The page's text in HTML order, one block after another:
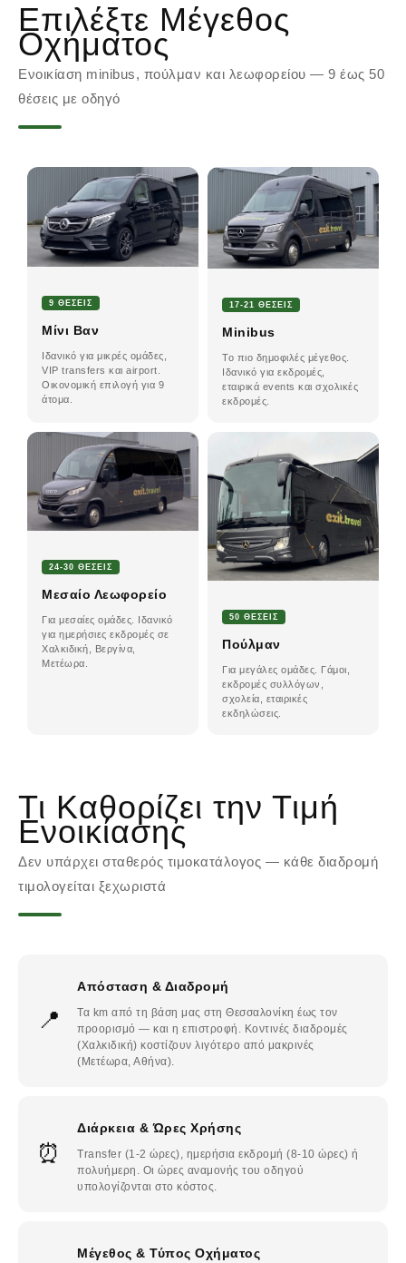
Επιλέξτε Μέγεθος
Οχήματος
Ενοικίαση minibus, πούλμαν και λεωφορείου — 9 έως 50
θέσεις με οδηγό
9 ΘΈΣΕΙΣ
Μίνι Βαν
Ιδανικό για μικρές ομάδες,
VIP transfers και airport.
Οικονομική επιλογή για 9
άτομα.
17-21 ΘΈΣΕΙΣ
Minibus
Το πιο δημοφιλές μέγεθος.
Ιδανικό για εκδρομές,
εταιρικά events και σχολικές
εκδρομές.
24-30 ΘΈΣΕΙΣ
Μεσαίο Λεωφορείο
Για μεσαίες ομάδες. Ιδανικό
για ημερήσιες εκδρομές σε
Χαλκιδική, Βεργίνα,
Μετέωρα.
50 ΘΈΣΕΙΣ
Πούλμαν
Για μεγάλες ομάδες. Γάμοι,
εκδρομές συλλόγων,
σχολεία, εταιρικές
εκδηλώσεις.
Τι Καθορίζει την Τιμή
Ενοικίασης
Δεν υπάρχει σταθερός τιμοκατάλογος — κάθε διαδρομή
τιμολογείται ξεχωριστά
📍
Απόσταση & Διαδρομή
Τα km από τη βάση μας στη Θεσσαλονίκη έως τον
προορισμό — και η επιστροφή. Κοντινές διαδρομές
(Χαλκιδική) κοστίζουν λιγότερο από μακρινές
(Μετέωρα, Αθήνα).
⏰
Διάρκεια & Ώρες Χρήσης
Transfer (1-2 ώρες), ημερήσια εκδρομή (8-10 ώρες) ή
πολυήμερη. Οι ώρες αναμονής του οδηγού
υπολογίζονται στο κόστος.
Μέγεθος & Τύπος Οχήματος